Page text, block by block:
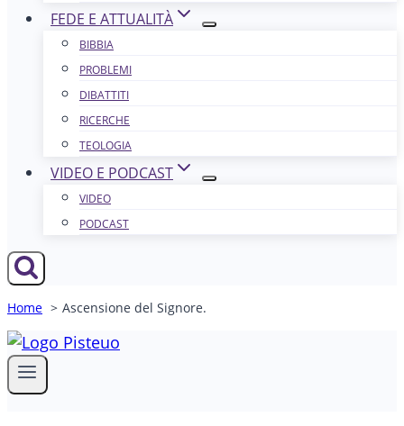
FEDE E ATTUALITÀ
BIBBIA
PROBLEMI
DIBATTITI
RICERCHE
TEOLOGIA
VIDEO E PODCAST
VIDEO
PODCAST
Home Ascensione del Signore.